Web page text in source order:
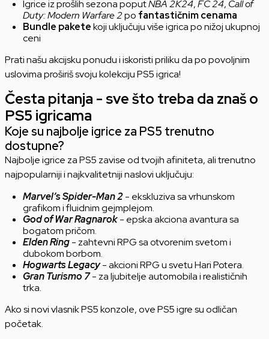
Igrice iz prošlih sezona poputNBA 2K24,FC 24, Call of
Duty: Modern Warfare 2po fantastičnim cenama
Bundle paketekoji uključuju više igrica po nižoj ukupnoj
ceni
Prati našu akcijsku ponudu i iskoristi priliku da po povoljnim
uslovima proširiš svoju kolekciju PS5 igrica!
Česta pitanja - sve što treba da znaš o
PS5 igricama
Koje su najbolje igrice za PS5 trenutno
dostupne?
Najbolje igrice za PS5 zavise od tvojih afiniteta, ali trenutno
najpopularniji i najkvalitetniji naslovi uključuju:
Marvel’s Spider-Man 2- ekskluziva sa vrhunskom
grafikom i fluidnim gejmplejom.
God of War Ragnarok- epska akciona avantura sa
bogatom pričom.
Elden Ring- zahtevni RPG sa otvorenim svetom i
dubokom borbom.
Hogwarts Legacy- akcioni RPG u svetu Hari Potera.
Gran Turismo 7- za ljubitelje automobila i realističnih
trka.
Ako si novi vlasnik PS5 konzole, ove PS5 igre su odličan
početak.